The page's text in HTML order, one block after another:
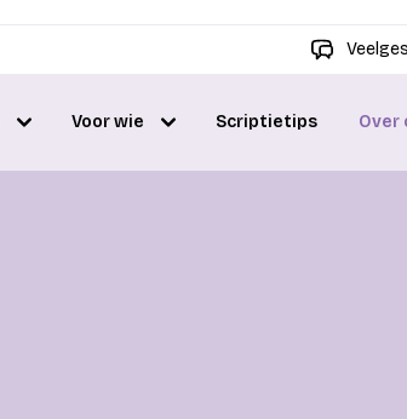
Voor wie Scriptietips Over